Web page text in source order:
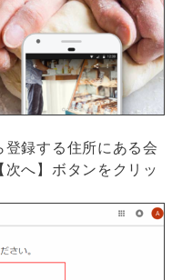
登録する住所にある会
へ】ボタンをクリッ